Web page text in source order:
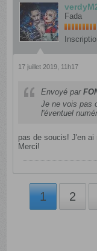
Fada
17 juillet 2019, 11h17
Envoyé par
Je ne vois pas
l'éventuel
pas de soucis! J'en ai
Merci!
1 2